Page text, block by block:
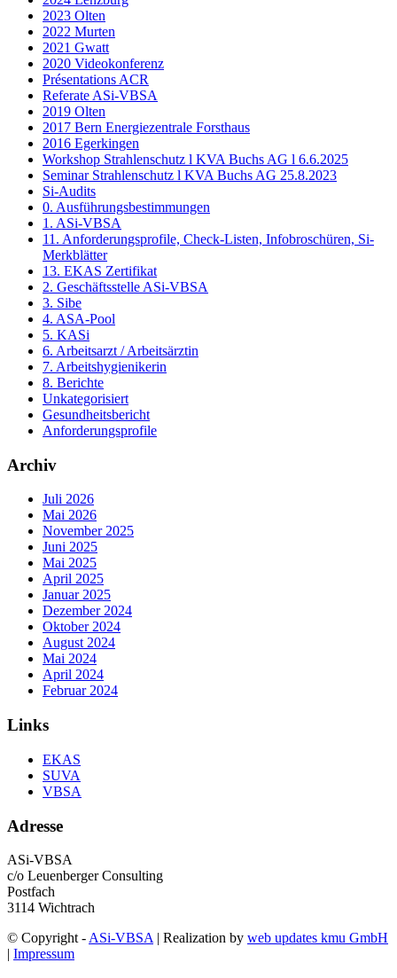
2023 Olten
2022 Murten
2021 Gwatt
2020 Videokonferenz
Présentations ACR
Referate ASi-VBSA
2019 Olten
2017 Bern Energiezentrale Forsthaus
2016 Egerkingen
Workshop Strahlenschutz l KVA Buchs AG l 6.6.2025
Seminar Strahlenschutz l KVA Buchs AG 25.8.2023
Si-Audits
0. Ausführungsbestimmungen
1. ASi-VBSA
11. Anforderungsprofile, Check-Listen, Infobroschüren, Si-
Merkblätter
13. EKAS Zertifikat
2. Geschäftsstelle ASi-VBSA
3. Sibe
4. ASA-Pool
5. KASi
6. Arbeitsarzt / Arbeitsärztin
7. Arbeitshygienikerin
8. Berichte
Unkategorisiert
Gesundheitsbericht
Anforderungsprofile
Archiv
Juli 2026
Mai 2026
November 2025
Juni 2025
Mai 2025
April 2025
Januar 2025
Dezember 2024
Oktober 2024
August 2024
Mai 2024
April 2024
Februar 2024
Links
EKAS
SUVA
VBSA
Adresse
ASi-VBSA
c/o Leuenberger Consulting
Postfach
3114 Wichtrach
© Copyright - ASi-VBSA | Realization by web updates kmu GmbH
| Impressum